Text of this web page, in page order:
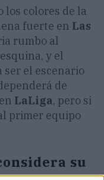
los colores de la
fuerte en Las
rumbo al
y el
ser el escenario
de
LaLiga, pero si
primer equipo
su